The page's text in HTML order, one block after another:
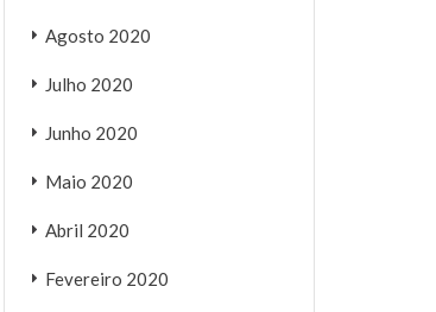
Agosto 2020
Julho 2020
Junho 2020
Maio 2020
Abril 2020
Fevereiro 2020